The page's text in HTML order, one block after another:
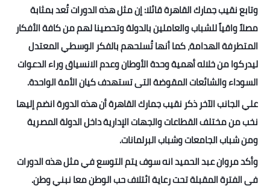
بداية tv
حوادث
وتابع نقيب جمارك القاهرة قائلا: إن مثل هذه الدورات تُعد بمثابة
مصلاً واقياً للشباب والعاملين بالدولة وتحصينا لهم من كافة الأفكار
المتطرفة الهدامة، كما أنها تُسلحهم بالفكر الوسطي المعتدل
ليدركوا من خلاله أهمية وحدة الأوطان وعدم الانسياق وراء الدعوات
السوداء والشائعات المقوضة التى تستهدف كيان الأمة الواحدة.
علي الجانب الآخر ذكر نقيب جمارك القاهرة أن هذه الدورة انضم إليها
نخب من مختلف القطاعات والجهات الإدارية داخل الدولة المصرية
ومن شباب الجامعات وشباب البرلمانات.
وأكد مروان عبد الحميد انه سوف يتم التوسع في مثل هذه الدورات
فى الفترة المقبلة تحت رعاية ائتلاف حب الوطن معا نبني وطن.